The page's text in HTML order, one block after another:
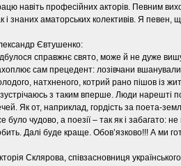
навіть професійних акторів. Певним
і знаних аматорських колективів. Я певен,
Євтушенко:
справжнє свято, може й не дуже
сам прецедент: лозівчани
натхненого, котрий рано пішов із
з таким вперше. Люди нарешті
Як от, наприклад, гордість за поета-
було чудово, а поезії – так як і забагато:
Далі буде краще. Обов’язково!!! А ми
Склярова, співзасновниця